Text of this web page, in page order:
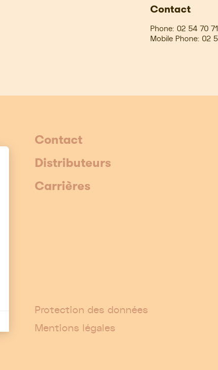
Contact
Phone: 02 54 70
Mobile Phone: 02
Contact
Distributeurs
Carrières
Protection des données
Mentions légales